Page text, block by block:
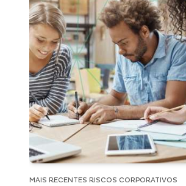
MAIS RECENTES RISCOS CORPORATIVOS